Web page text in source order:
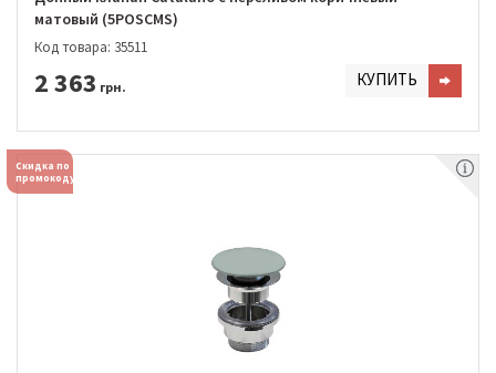
матовый (5POSCMS)
Код товара: 35511
2 363 грн. КУПИТЬ
Скидка по
промокоду